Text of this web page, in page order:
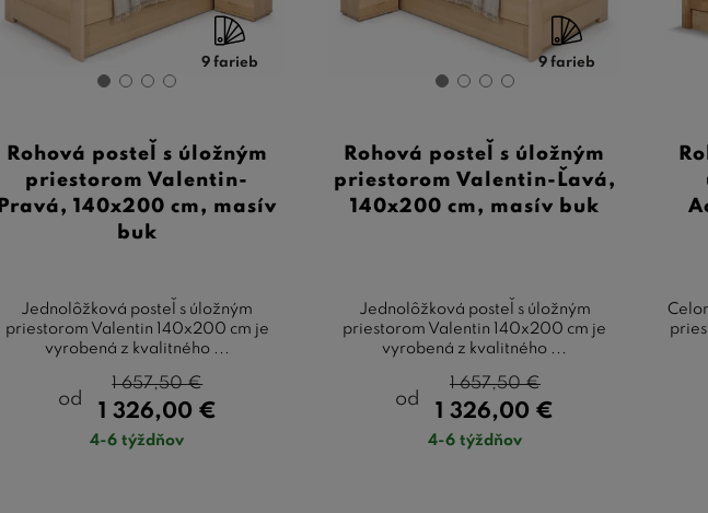
9 farieb
Rohová posteľ s úložným
priestorom Valentin-
Pravá, 140x200 cm, masív
buk
Jednolôžková posteľ s úložným
priestorom Valentin 140x200 cm je
vyrobená z kvalitného ...
od
1 326,00 €
1 657,50€
4-6 týždňov
9 farieb
Rohová posteľ s úložným
priestorom Valentin-Ľavá,
140x200 cm, masív buk
Jednolôžková posteľ s úložným
priestorom Valentin 140x200 cm je
vyrobená z kvalitného ...
od
1 326,00 €
1 657,50€
4-6 týždňov